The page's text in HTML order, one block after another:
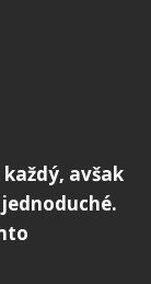
avšak